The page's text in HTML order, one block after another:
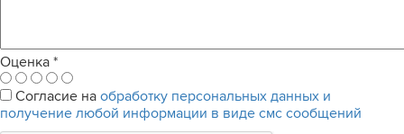
Оценка *
Согласие на обработку персональных данных и
получение любой информации в виде смс сообщений